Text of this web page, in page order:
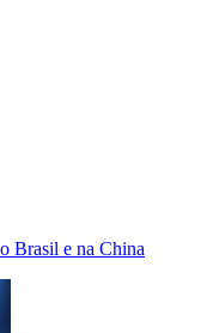
Brasil e na China